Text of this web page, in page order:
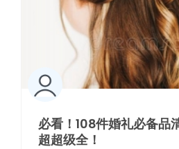
必看！108件婚礼必备品
超超级全！